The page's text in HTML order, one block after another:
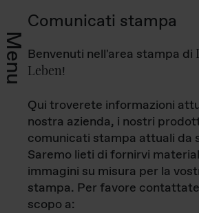
Menu
Comunicati stampa
Benvenuti nell'area stampa di
Leben!
Qui troverete informazioni
nostra azienda, i nostri
comunicati stampa attuali da
Saremo lieti di fornirvi
immagini su misura per la
stampa. Per favore
scopo a: